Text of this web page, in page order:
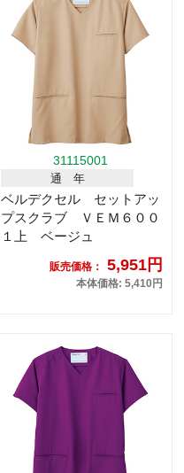
31115001
通 年
ベルデクセル セットアッ
プスクラブ ＶＥＭ６００
１上 ベージュ
販売価格： 5,951円
本体価格: 5,410円